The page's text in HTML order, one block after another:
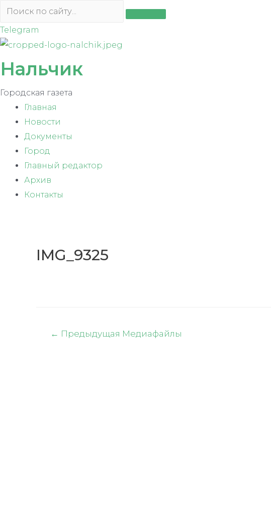
Перейти
содержимому
Telegram
Нальчик
Городская газета
Главная
Новости
Документы
Город
Главный редактор
Архив
Контакты
IMG_9325
Навигация
← Предыдущая Медиафайлы